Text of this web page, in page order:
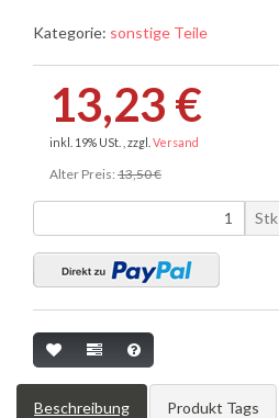
Kategorie: sonstige Teile
13,23 €
inkl. 19% USt. , zzgl. Versand
Alter Preis: 13,50 €
Stk
Beschreibung Produkt Tags